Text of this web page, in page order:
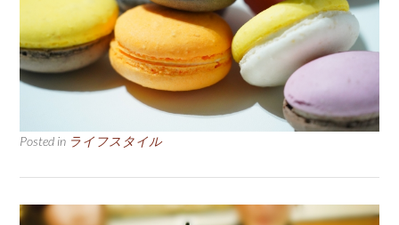
Posted in ライフスタイル